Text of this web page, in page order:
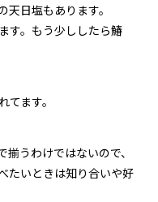
日塩もあります。
す。もう少ししたら鰆
ます。
うわけではないので、
たいときは知り合いや好